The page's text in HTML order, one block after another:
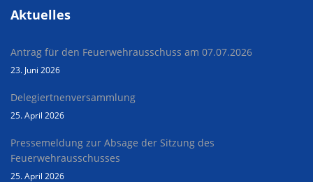
Aktuelles
Antrag für den Feuerwehrausschuss am 07.07.2026
23. Juni 2026
Delegiertnenversammlung
25. April 2026
Pressemeldung zur Absage der Sitzung des
Feuerwehrausschusses
25. April 2026